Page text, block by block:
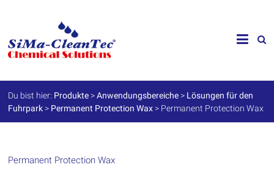
SiMa-
Cleantec
GmbH
Spezialprodukte
für
Werterhalt
Du bist hier: Produkte >Anwendungsbereiche > Lösungen für den
Fuhrpark > Permanent Protection Wax > Permanent Protection Wax
Permanent Protection Wax